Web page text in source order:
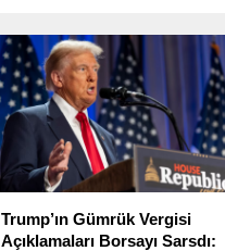
önünü açtı.
Trump’ın Gümrük Vergisi
Açıklamaları Borsayı Sarsdı: